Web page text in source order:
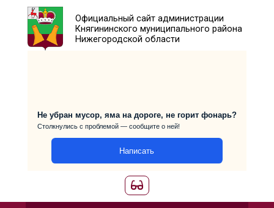
Официальный сайт
Княгининского муниципального
Не убран мусор, яма на дороге, не горит